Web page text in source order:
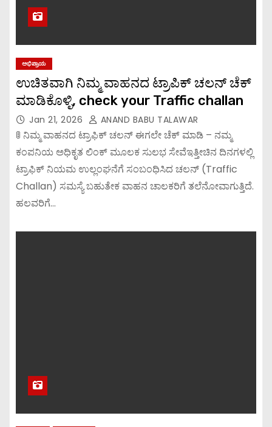
ಅಭಿಪ್ರಾಯ
ಉಚಿತವಾಗಿ ನಿಮ್ಮ ವಾಹನದ ಟ್ರಾಪಿಕ್ ಚಲನ್ ಚೆಕ್
ಮಾಡಿಕೊಳ್ಳಿ, check your Traffic challan
Jan 21, 2026 ANAND BABU TALAWAR
🚦 ನಿಮ್ಮ ವಾಹನದ ಟ್ರಾಫಿಕ್ ಚಲನ್ ಈಗಲೇ ಚೆಕ್ ಮಾಡಿ – ನಮ್ಮ
ಕಂಪನಿಯ ಅಧಿಕೃತ ಲಿಂಕ್ ಮೂಲಕ ಸುಲಭ ಸೇವೆಇತ್ತೀಚಿನ ದಿನಗಳಲ್ಲಿ
ಟ್ರಾಫಿಕ್ ನಿಯಮ ಉಲ್ಲಂಘನೆಗೆ ಸಂಬಂಧಿಸಿದ ಚಲನ್ (Traffic
Challan) ಸಮಸ್ಯೆ ಬಹುತೇಕ ವಾಹನ ಚಾಲಕರಿಗೆ ತಲೆನೋವಾಗುತ್ತಿದೆ.
ಹಲವರಿಗೆ…